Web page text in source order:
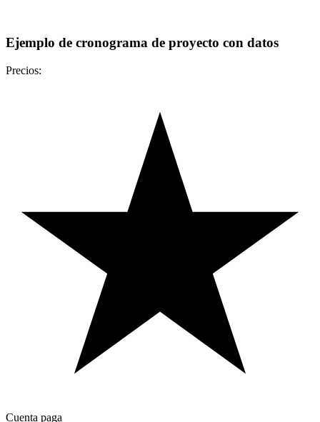
Ejemplo de cronograma de proyecto con datos
Precios:
Cuenta paga